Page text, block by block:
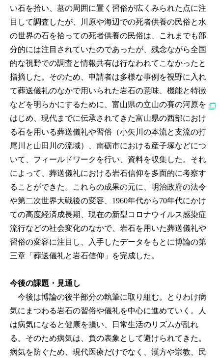
い石を拾い、墓の周囲に置く習俗が広くみられた点に注
目して調査したが、川原や海辺での死者供養の民俗と水
の世界の石を拾っての死者供養の民俗は、これまでも部
分的には注目されていたのであったが、残念ながら全国
的な視野での調査と情報共有は行なわれてこなかったと
指摘した。そのため、申請者は多様な事例を視野に入れ
て葬送儀礼のなかで用いられた岩石の意味、機能と特徴
などを明らかにするために、富山県の立山の賽の河原を
はじめ、現代までに伝承されてきた富山県の西部におけ
る石を用いる葬送儀礼や習俗（小矢川の本流と支流の打
尾川と山田川の流域）、南砺市における産子塚などにつ
いて、フィールドワークを行い、資料を収集した。それ
によって、葬送儀礼における岩石信仰を多面的に考察す
ることができた。これらの成果の元に、明治政府の法令
や第二次世界大戦後の変容、1960年代から70年代にかけ
ての高度経済成長期、現在の新型コロナウイルス感染症
流行などの社会変化のなかで、岩石を用いた葬送儀礼や
習俗の変容に注目し、入手したデータをもとに博論の第
三章「葬送儀礼と岩石信仰」を完成した。
今後の課題・見通し
今後は博論の後半部分の執筆に取り組む。とりわけ病
気にまつわる岩石の習俗や儀礼を中心に進めていく。人
は病気になると健康を損い、日常生活のリズムが乱れ
る。そのため病気は、負の表象として避けられてきた。
病気を防ぐため、現代医療だけでなく、漢方や宗教、民